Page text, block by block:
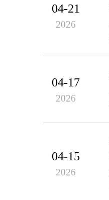
04-21
2026
04-17
2026
04-15
2026